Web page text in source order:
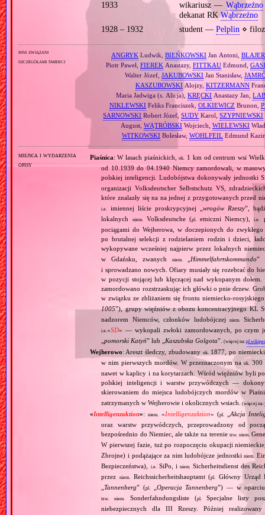
1933
wikariusz — Wąbrzeźno
dekanat RKWąbrzeźno
1928 – 1932
student — Pelplin ⋄
inni związani
szczegółami śmierci
ANGRYK Ludwik, BIEŃKOWSKIJan Antoni, BLAJER
Piotr Paweł, FIEREK Anastazy, FITTKAUEdmund,
Walter Józef,JAKUBOWSKI Jan Stanisław,
KASZUBOWSKI Alojzy, KITZERMANN
Maria Jadwiga (s. Alicja),KRĘCKI Anastazy Jan,
NIKLEWSKI Feliks Franciszek, OLKIEWICZ Brunon,
SARNOWSKI Robert Józef,SUDY Karol,SZYPNIEWSKI
August, WĄTRÓBSKIWojciech, WIELEWSKI
WITKOWSKI Bolesław, WOHLFEIL Edmund
miejsca i wydarzenia
opisy
Piaśnica: W lasach piaśnickich,ok.
1 km od centrum wsi
od 10.1939 do 04.1940 Niemcy zamordowali, w
polskiej inteligencji. Ludobójstwa dokonywały jednostki
organizacji Volksdeutscher Selbstschutz VS,
które znalazły się na na jednej z przygotowanych przed
i.e. imiennej liście proskrypcyjnej „wrogów Rzeszy”,
lokalnych
niem. Volksdeutsche (pl. etniczni Niemcy),i.e.
pociągami do Wejherowa, w doczepionych do
po brutalnej selekcji z rodzielaniem rodzin i dzieci,
wykopywane wcześniej najpierw przez lokalnych
w Gdańsku, zwanych
niem. Himmelfahrtskommando”
i sprowadzano nowych. Ofiary musiały się rozebrać do
w pozycji stojącej lub klęczącej nad wykopanym
zamordowano rozstrzaskując ich główki o pnie drzew.
w związku ze zbliżaniem się frontu
1005”), grupy więźniów z obozu koncentracyjnego KL
nadzorem Niemców, członków ludobójczej
niem.
i.e.«SD» — wykopali zwłoki zamordowanych, po czym
„pomorski Katyń” lub „ Kaszubska Golgota”. (więcej na:
Wejherowo: Areszt śledczy, zbudowany ok.
1877, po
w nim pierwszych mordów. W przeznaczonym naok.
300
nawet w kaplicy i na korytarzach. Wśród więźniów byli
polskiej inteligencji i warstw przywódczych —
skierowaniem do miejsca ludobójczych mordów w
zatrzymanych w Wejherowie i okolicznych wsiach.
(więcej na:
«Intelligenzaktion»: niem. «Intelligenzaktion» (pl. „Akcja
oraz warstw przywódczych, przeprowadzony od
bezpośrednio do Niemiec, ale także na terenie tzw. niem.
W pierwszej fazie, tuż po rozpoczęciu okupacji
Zbrojne) i podążające za nim ludobójcze jednostkiniem.
Bezpieczeństwa),
i.e. SiPo, i niem.
Sicherheitsdienst des
przezniem. Reichssicherheitshauptamt (pl.
Główny Urząd
„Tannenberg” (pl. Operacja Tannenberg”) — w oparciu
tzw. niem. Sonderfahndungsliste (pl.
Specjalne listy
niebezpiecznych dla III Rzeszy. Później